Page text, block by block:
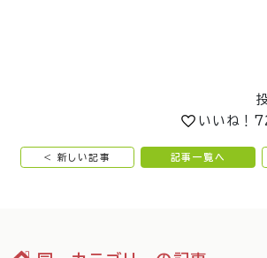
いいね！
< 新しい記事 記事一覧へ